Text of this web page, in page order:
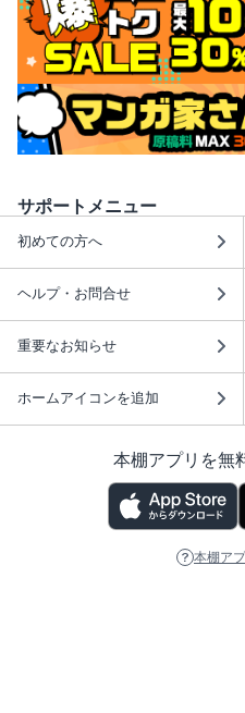
サポートメニュー
初めての方へ
ヘルプ・お問合せ
重要なお知らせ
ホームアイコンを追加
本棚アプリを無
本棚ア